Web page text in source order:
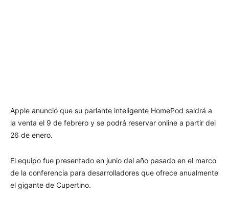
Apple anunció que su parlante inteligente HomePod saldrá a
la venta el 9 de febrero y se podrá reservar online a partir del
26 de enero.
El equipo fue presentado en junio del año pasado en el marco
de la conferencia para desarrolladores que ofrece anualmente
el gigante de Cupertino.